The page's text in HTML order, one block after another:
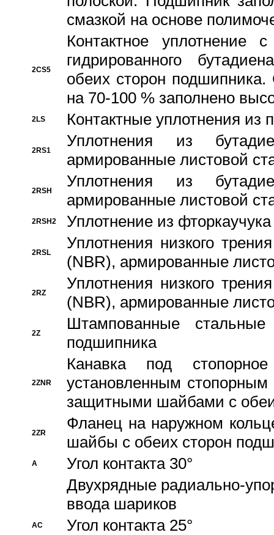
смазкой на основе
2CS5
Контактное уплотнение
гидрированного
обеих сторон
на 70-100 % заполнено
2LS Контактные уплотнения из
2RS1
Уплотнения из
армированные листовой
2RSH
Уплотнения из
армированные листовой
2RSH2 Уплотнение из
2RSL
Уплотнения низкого
(NBR), армированные
2RZ
Уплотнения низкого
(NBR), армированные
2Z
Штампованные
подшипника
2ZNR
Канавка под
установленным
защитными шайбами с
2ZR
Фланец на наружном
шайбы с обеих сторон
A
Угол контакта 30°
Двухрядные радиально-
ввода шариков
AC Угол контакта 25°